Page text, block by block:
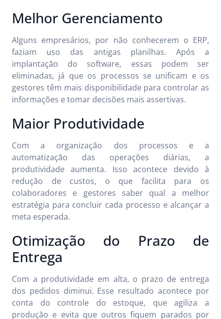
Melhor Gerenciamento
Alguns empresários, por não conhecerem o ERP,
faziam uso das antigas planilhas. Após a
implantação do software, essas podem ser
eliminadas, já que os processos se unificam e os
gestores têm mais disponibilidade para controlar as
informações e tomar decisões mais assertivas.
Maior Produtividade
Com a organização dos processos e a
automatização das operações diárias, a
produtividade aumenta. Isso acontece devido à
redução de custos, o que facilita para os
colaboradores e gestores saber qual a melhor
estratégia para concluir cada processo e alcançar a
meta esperada.
Otimização do Prazo de
Entrega
Com a produtividade em alta, o prazo de entrega
dos pedidos diminui. Esse resultado acontece por
conta do controle do estoque, que agiliza a
produção e evita que outros fiquem parados por